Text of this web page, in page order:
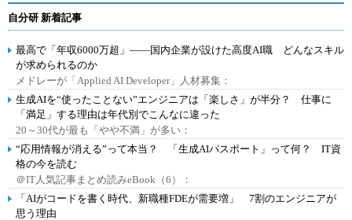
自分研 新着記事
最高で「年収6000万超」――国内企業が設けた高度AI職 どんなスキル
が求められるのか
メドレーが「Applied AI Developer」人材募集：
生成AIを“使ったことない”エンジニアは「楽しさ」が半分？ 仕事に
「満足」する理由は年代別でこんなに違った
20～30代が最も「やや不満」が多い：
“応用情報が消える”って本当？ 「生成AIパスポート」って何？ IT資
格の今を読む
＠IT人気記事まとめ読みeBook（6）：
「AIがコードを書く時代、新職種FDEが需要増」 7割のエンジニアが
思う理由